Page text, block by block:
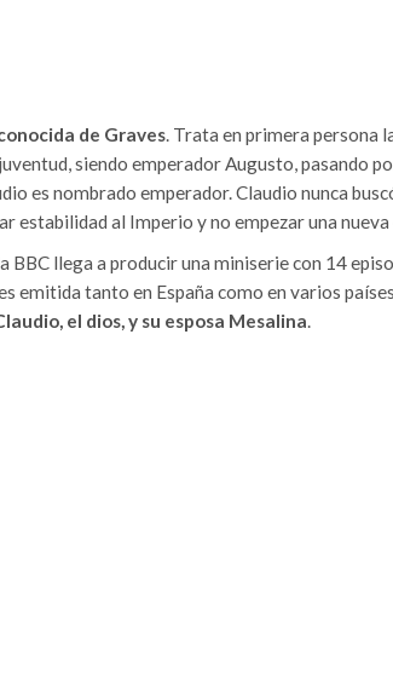
de Graves. Trata en primera persona
siendo emperador Augusto, pasando
es nombrado emperador. Claudio nunca
estabilidad al Imperio y no empezar una
BBC llega a producir una miniserie con 14
emitida tanto en España como en varios
el dios, y su esposa Mesalina.